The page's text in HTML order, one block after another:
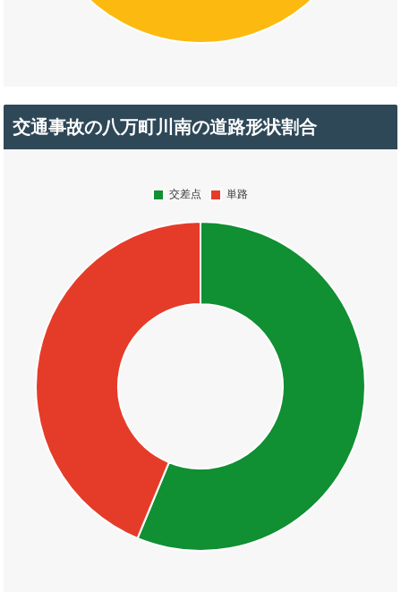
交通事故の八万町川南の道路形状割合